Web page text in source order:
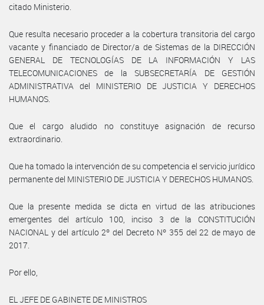
citado Ministerio.
Que resulta necesario proceder a la cobertura transitoria del cargo
vacante y financiado de Director/a de Sistemas de la DIRECCIÓN
GENERAL DE TECNOLOGÍAS DE LA INFORMACIÓN Y LAS
TELECOMUNICACIONES de la SUBSECRETARÍA DE GESTIÓN
ADMINISTRATIVA del MINISTERIO DE JUSTICIA Y DERECHOS
HUMANOS.
Que el cargo aludido no constituye asignación de recurso
extraordinario.
Que ha tomado la intervención de su competencia el servicio jurídico
permanente del MINISTERIO DE JUSTICIA Y DERECHOS HUMANOS.
Que la presente medida se dicta en virtud de las atribuciones
emergentes del artículo 100, inciso 3 de la CONSTITUCIÓN
NACIONAL y del artículo 2º del Decreto Nº 355 del 22 de mayo de
2017.
Por ello,
EL JEFE DE GABINETE DE MINISTROS